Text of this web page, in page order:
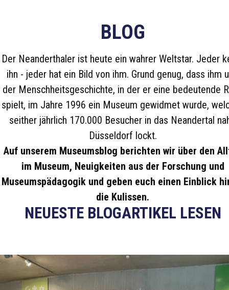
BLOG
Der Neanderthaler ist heute ein wahrer Weltstar. Jeder
ihn - jeder hat ein Bild von ihm. Grund genug, dass ihm
der Menschheitsgeschichte, in der er eine bedeutende
spielt, im Jahre 1996 ein Museum gewidmet wurde,
seither jährlich 170.000 Besucher in das Neandertal
Düsseldorf lockt.
Auf unserem Museumsblog berichten wir über den
im Museum, Neuigkeiten aus der Forschung und
Museumspädagogik und geben euch einen Einblick
die Kulissen.
NEUESTE BLOGARTIKEL LESEN